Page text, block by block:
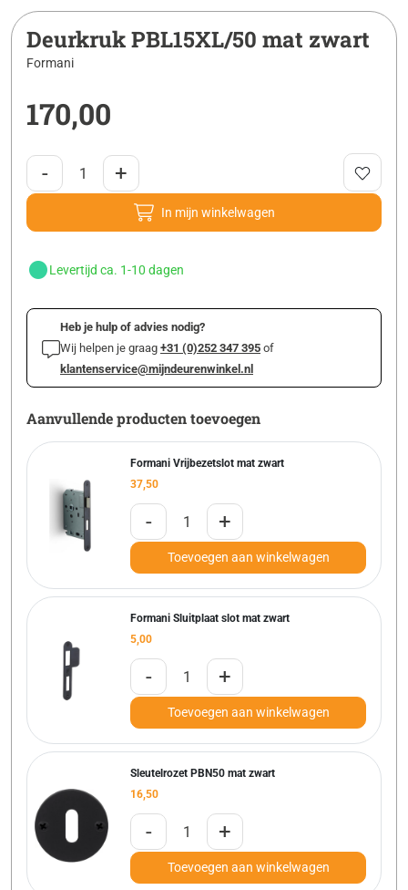
Deurkruk PBL15XL/50 mat zwart
Formani
170,00
- +
In mijn winkelwagen
Levertijd ca. 1-10 dagen
Heb je hulp of advies nodig?
Wij helpen je graag +31 (0)252 347 395 of
klantenservice@mijndeurenwinkel.nl
Aanvullende producten toevoegen
Formani Vrijbezetslot mat zwart
37,50
- +
Toevoegen aan winkelwagen
Formani Sluitplaat slot mat zwart
5,00
- +
Toevoegen aan winkelwagen
Sleutelrozet PBN50 mat zwart
16,50
- +
Toevoegen aan winkelwagen